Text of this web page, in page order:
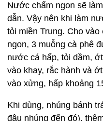
Nước chấm ngon sẽ
dẫn. Vậy nên khi làm
tỏi miền Trung. Cho
ngon, 3 muỗng cà phê
nước cá hấp, tỏi dầm,
vào khay, rắc hành và
vào xửng, hấp khoảng
Khi dùng, nhúng bánh
đâu nhúng đến đó),